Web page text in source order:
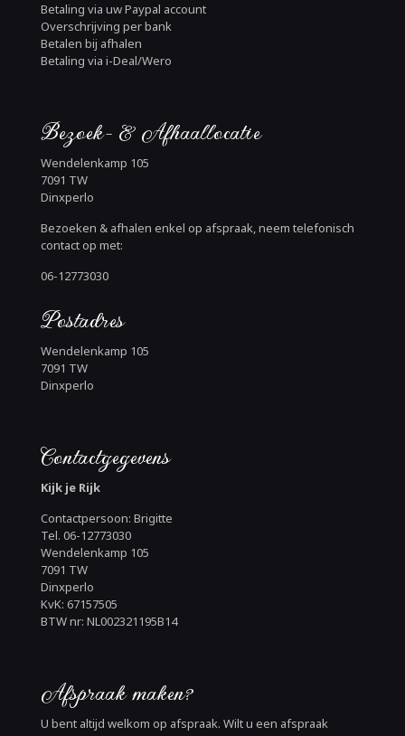
Betaling via uw Paypal account
Overschrijving per bank
Betalen bij afhalen
Betaling via i-Deal/Wero
Bezoek- & Afhaallocatie
Wendelenkamp 105
7091 TW
Dinxperlo
Bezoeken & afhalen enkel op afspraak, neem telefonisch
contact op met:
06-12773030
Postadres
Wendelenkamp 105
7091 TW
Dinxperlo
Contactgegevens
Kijk je Rijk
Contactpersoon: Brigitte
Tel. 06-12773030
Wendelenkamp 105
7091 TW
Dinxperlo
KvK: 67157505
BTW nr: NL002321195B14
Afspraak maken?
U bent altijd welkom op afspraak. Wilt u een afspraak